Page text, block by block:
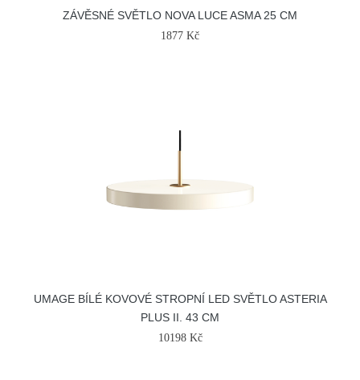
ZÁVĚSNÉ SVĚTLO NOVA LUCE ASMA 25 CM
1877 Kč
UMAGE BÍLÉ KOVOVÉ STROPNÍ LED SVĚTLO ASTERIA
PLUS II. 43 CM
10198 Kč